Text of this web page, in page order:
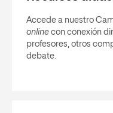
Accede a nuestro
online con conexión
profesores, otros
debate.